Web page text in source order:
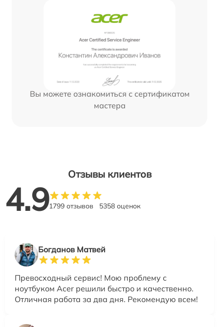
Вы можете ознакомиться с сертификатом
мастера
Отзывы клиентов
4.91799 отзывов 5358 оценок
Богданов Матвей
Превосходный сервис! Мою проблему с
ноутбуком Acer решили быстро и качественно.
Отличная работа за два дня. Рекомендую всем!